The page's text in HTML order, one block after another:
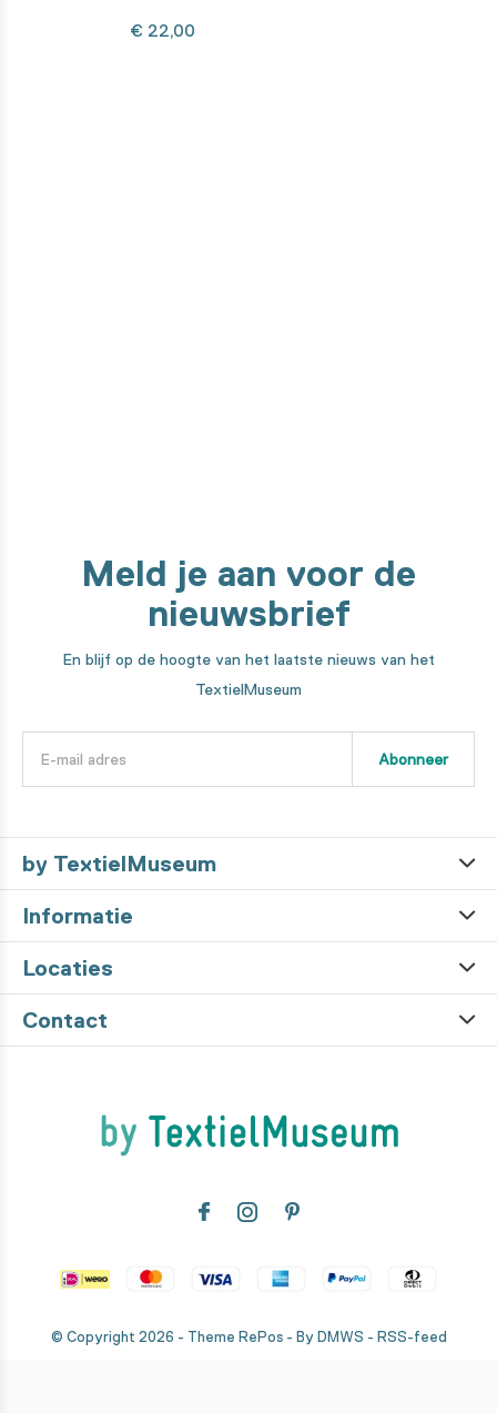
€ 22,00
Meld je aan voor de
nieuwsbrief
En blijf op de hoogte van het laatste nieuws van het
TextielMuseum
Abonneer
by TextielMuseum
Informatie
Locaties
Contact
© Copyright 2026 - Theme RePos - By DMWS - RSS-feed